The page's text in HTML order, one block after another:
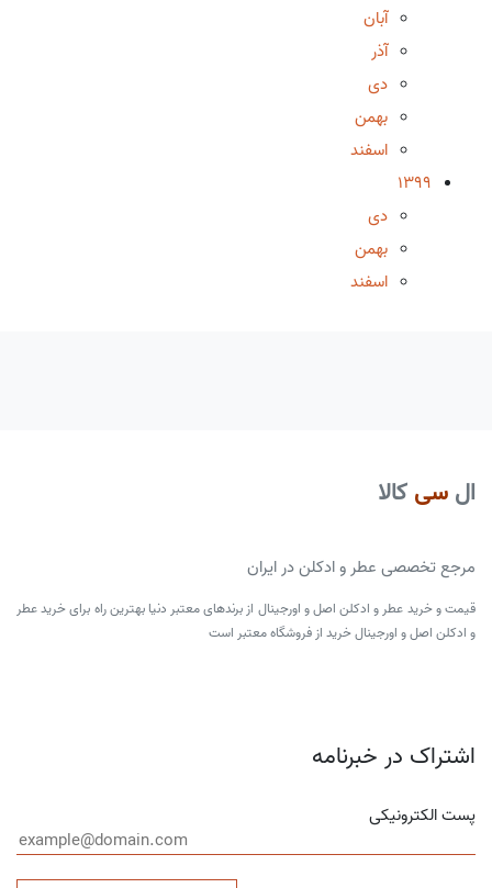
آبان
آذر
دی
بهمن
اسفند
1399
دی
بهمن
اسفند
ال سی کالا
مرجع تخصصی عطر و ادکلن در ایران
قیمت و خرید عطر و ادکلن اصل و اورجینال از برندهای معتبر دنیا بهترین راه برای خرید عطر
و ادکلن اصل و اورجینال خرید از فروشگاه معتبر است
اشتراک در خبرنامه
پست الکترونیکی